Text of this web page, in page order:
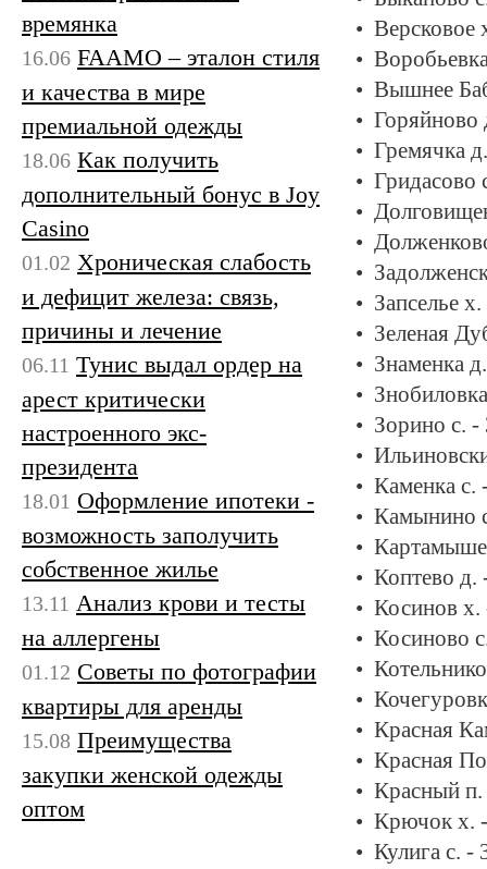
Версковое
Вышнее
Горяйново
Гремячка
Гридасово
Запселье
Зеленая
Знаменка
Зорино с. -
Каменка с.
Камынино
Коптево д.
Косинов х.
Косиново
Красная
Красная
Красный
Крючок х.
Кулига с. -
времянка
16.06 FAAMO – эталон стиля
и качества в мире
премиальной одежды
18.06 Как получить
дополнительный бонус в Joy
Casino
01.02 Хроническая слабость
и дефицит железа: связь,
причины и лечение
06.11 Тунис выдал ордер на
арест критически
настроенного экс-
президента
18.01 Оформление ипотеки -
возможность заполучить
собственное жилье
13.11 Анализ крови и тесты
на аллергены
01.12 Советы по фотографии
квартиры для аренды
15.08 Преимущества
закупки женской одежды
оптом